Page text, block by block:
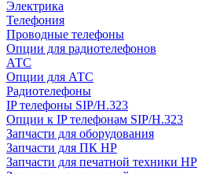
Электрика
Телефония
Проводные телефоны
Опции для радиотелефонов
АТС
Опции для АТС
Радиотелефоны
IP телефоны SIP/H.323
Опции к IP телефонам SIP/H.323
Запчасти для оборудования
Запчасти для ПК HP
Запчасти для печатной техники HP